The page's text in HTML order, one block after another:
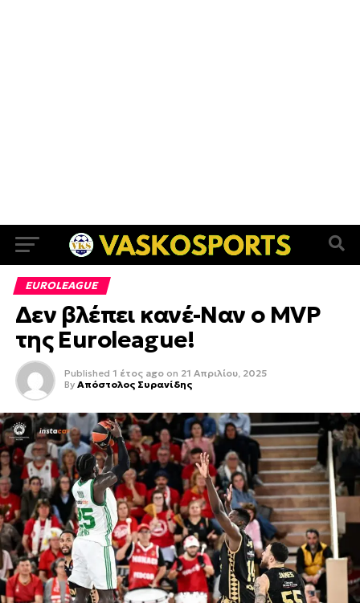
EUROLEAGUE
Δεν βλέπει κανέ-Ναν ο MVP
της Euroleague!
Published 1 έτος ago on 21 Απριλίου, 2025
By Απόστολος Συρανίδης